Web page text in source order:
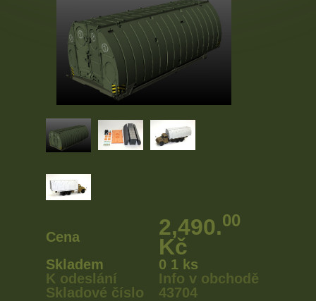
Cena 2,490.00
Kč
Skladem
0 1 ks
K odeslání
Info v obchodě
Skladové číslo
43704